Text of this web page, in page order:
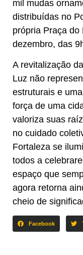
mil mudas
distribuídas no
própria Praça do
dezembro, das
A revitalização
Luz não
estruturais e
força de uma
valoriza suas
no cuidado
Fortaleza se
todos a
espaço que
agora retorna
cheio de
Facebook